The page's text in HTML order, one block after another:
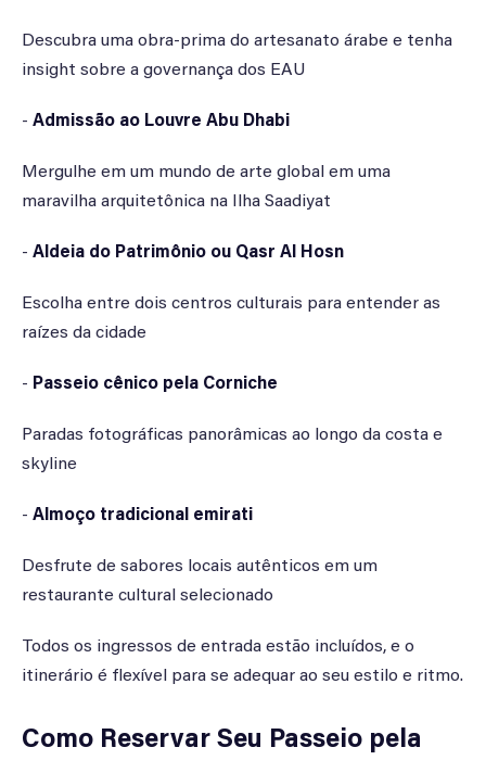
Descubra uma obra-prima do artesanato árabe e tenha
insight sobre a governança dos EAU
- Admissão ao Louvre Abu Dhabi
Mergulhe em um mundo de arte global em uma
maravilha arquitetônica na Ilha Saadiyat
- Aldeia do Patrimônio ou Qasr Al Hosn
Escolha entre dois centros culturais para entender as
raízes da cidade
- Passeio cênico pela Corniche
Paradas fotográficas panorâmicas ao longo da costa e
skyline
- Almoço tradicional emirati
Desfrute de sabores locais autênticos em um
restaurante cultural selecionado
Todos os ingressos de entrada estão incluídos, e o
itinerário é flexível para se adequar ao seu estilo e ritmo.
Como Reservar Seu Passeio pela